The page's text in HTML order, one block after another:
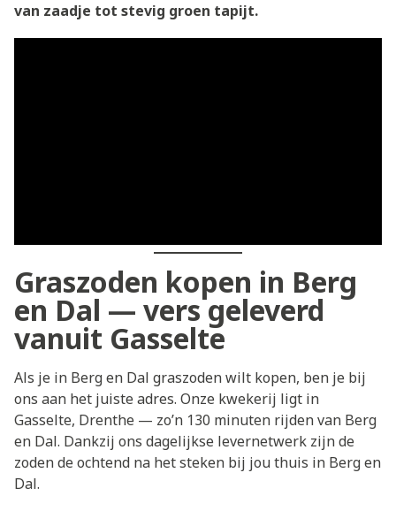
van zaadje tot stevig groen tapijt.
Graszoden kopen in Berg
en Dal — vers geleverd
vanuit Gasselte
Als je in Berg en Dal graszoden wilt kopen, ben je bij
ons aan het juiste adres. Onze kwekerij ligt in
Gasselte, Drenthe — zo’n 130 minuten rijden van Berg
en Dal. Dankzij ons dagelijkse levernetwerk zijn de
zoden de ochtend na het steken bij jou thuis in Berg en
Dal.